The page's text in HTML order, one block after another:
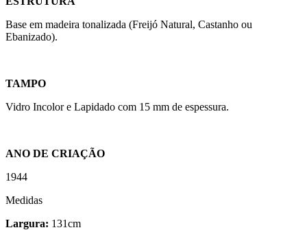
Base em madeira tonalizada (Freijó Natural, Castanho ou
Ebanizado).
TAMPO
Vidro Incolor e Lapidado com 15 mm de espessura.
ANO DE CRIAÇÃO
1944
Medidas
Largura: 131cm